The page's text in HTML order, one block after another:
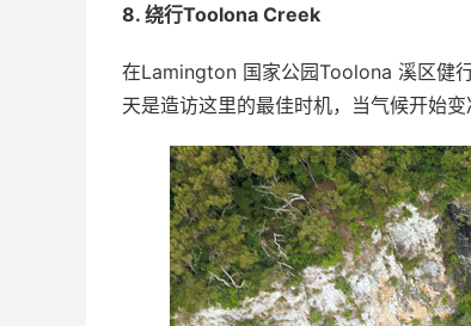
8. 绕行Toolona Creek
在Lamington 国家公园Toolona 溪区健
天是造访这里的最佳时机，当气候开始